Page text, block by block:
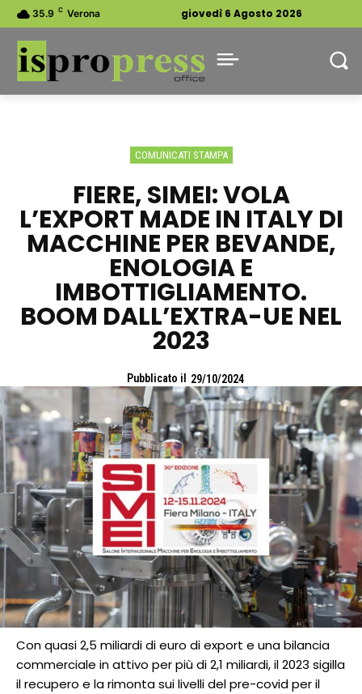
35.9 C Verona giovedì 6 Agosto 2026
COMUNICATI STAMPA
FIERE, SIMEI: VOLA
L’EXPORT MADE IN ITALY DI
MACCHINE PER BEVANDE,
ENOLOGIA E
IMBOTTIGLIAMENTO.
BOOM DALL’EXTRA-UE NEL
2023
Pubblicato il 29/10/2024
Con quasi 2,5 miliardi di euro di export e una bilancia
commerciale in attivo per più di 2,1 miliardi, il 2023 sigilla
il recupero e la rimonta sui livelli del pre-covid per il